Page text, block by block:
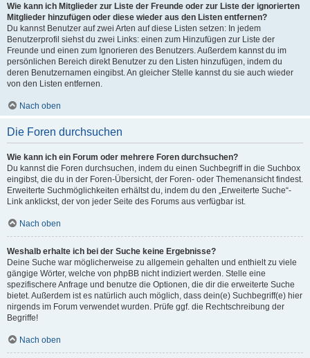
Wie kann ich Mitglieder zur Liste der Freunde oder zur Liste der ignorierten
Mitglieder hinzufügen oder diese wieder aus den Listen entfernen?
Du kannst Benutzer auf zwei Arten auf diese Listen setzen: In jedem
Benutzerprofil siehst du zwei Links: einen zum Hinzufügen zur Liste der
Freunde und einen zum Ignorieren des Benutzers. Außerdem kannst du im
persönlichen Bereich direkt Benutzer zu den Listen hinzufügen, indem du
deren Benutzernamen eingibst. An gleicher Stelle kannst du sie auch wieder
von den Listen entfernen.
Nach oben
Die Foren durchsuchen
Wie kann ich ein Forum oder mehrere Foren durchsuchen?
Du kannst die Foren durchsuchen, indem du einen Suchbegriff in die Suchbox
eingibst, die du in der Foren-Übersicht, der Foren- oder Themenansicht findest.
Erweiterte Suchmöglichkeiten erhältst du, indem du den „Erweiterte Suche“-
Link anklickst, der von jeder Seite des Forums aus verfügbar ist.
Nach oben
Weshalb erhalte ich bei der Suche keine Ergebnisse?
Deine Suche war möglicherweise zu allgemein gehalten und enthielt zu viele
gängige Wörter, welche von phpBB nicht indiziert werden. Stelle eine
spezifischere Anfrage und benutze die Optionen, die dir die erweiterte Suche
bietet. Außerdem ist es natürlich auch möglich, dass dein(e) Suchbegriff(e) hier
nirgends im Forum verwendet wurden. Prüfe ggf. die Rechtschreibung der
Begriffe!
Nach oben